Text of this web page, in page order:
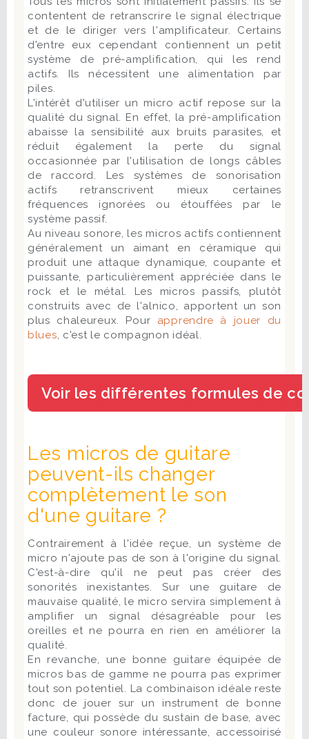
contentent de retranscrire le signal électrique
et de le diriger vers l'amplificateur. Certains
d'entre eux cependant contiennent un petit
système de pré-amplification, qui les rend
actifs. Ils nécessitent une alimentation par
piles.
L'intérêt d'utiliser un micro actif repose sur la
qualité du signal. En effet, la pré-amplification
abaisse la sensibilité aux bruits parasites, et
réduit également la perte du signal
occasionnée par l'utilisation de longs câbles
de raccord. Les systèmes de sonorisation
actifs retranscrivent mieux certaines
fréquences ignorées ou étouffées par le
système passif.
Au niveau sonore, les micros actifs contiennent
généralement un aimant en céramique qui
produit une attaque dynamique, coupante et
puissante, particulièrement appréciée dans le
rock et le métal. Les micros passifs, plutôt
construits avec de l'alnico, apportent un son
plus chaleureux. Pour apprendre à jouer du
blues, c'est le compagnon idéal.
Les micros de guitare
peuvent-ils changer
complètement le son
d'une guitare ?
Contrairement à l'idée reçue, un système de
micro n'ajoute pas de son à l'origine du signal.
C'est-à-dire qu'il ne peut pas créer des
sonorités inexistantes. Sur une guitare de
mauvaise qualité, le micro servira simplement à
amplifier un signal désagréable pour les
oreilles et ne pourra en rien en améliorer la
qualité.
En revanche, une bonne guitare équipée de
micros bas de gamme ne pourra pas exprimer
tout son potentiel. La combinaison idéale reste
donc de jouer sur un instrument de bonne
facture, qui possède du sustain de base, avec
une couleur sonore intéressante, accessoirisé